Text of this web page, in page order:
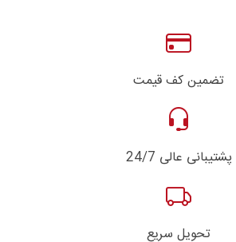
تضمین کف قیمت
پشتیبانی عالی 24/7
تحویل سریع